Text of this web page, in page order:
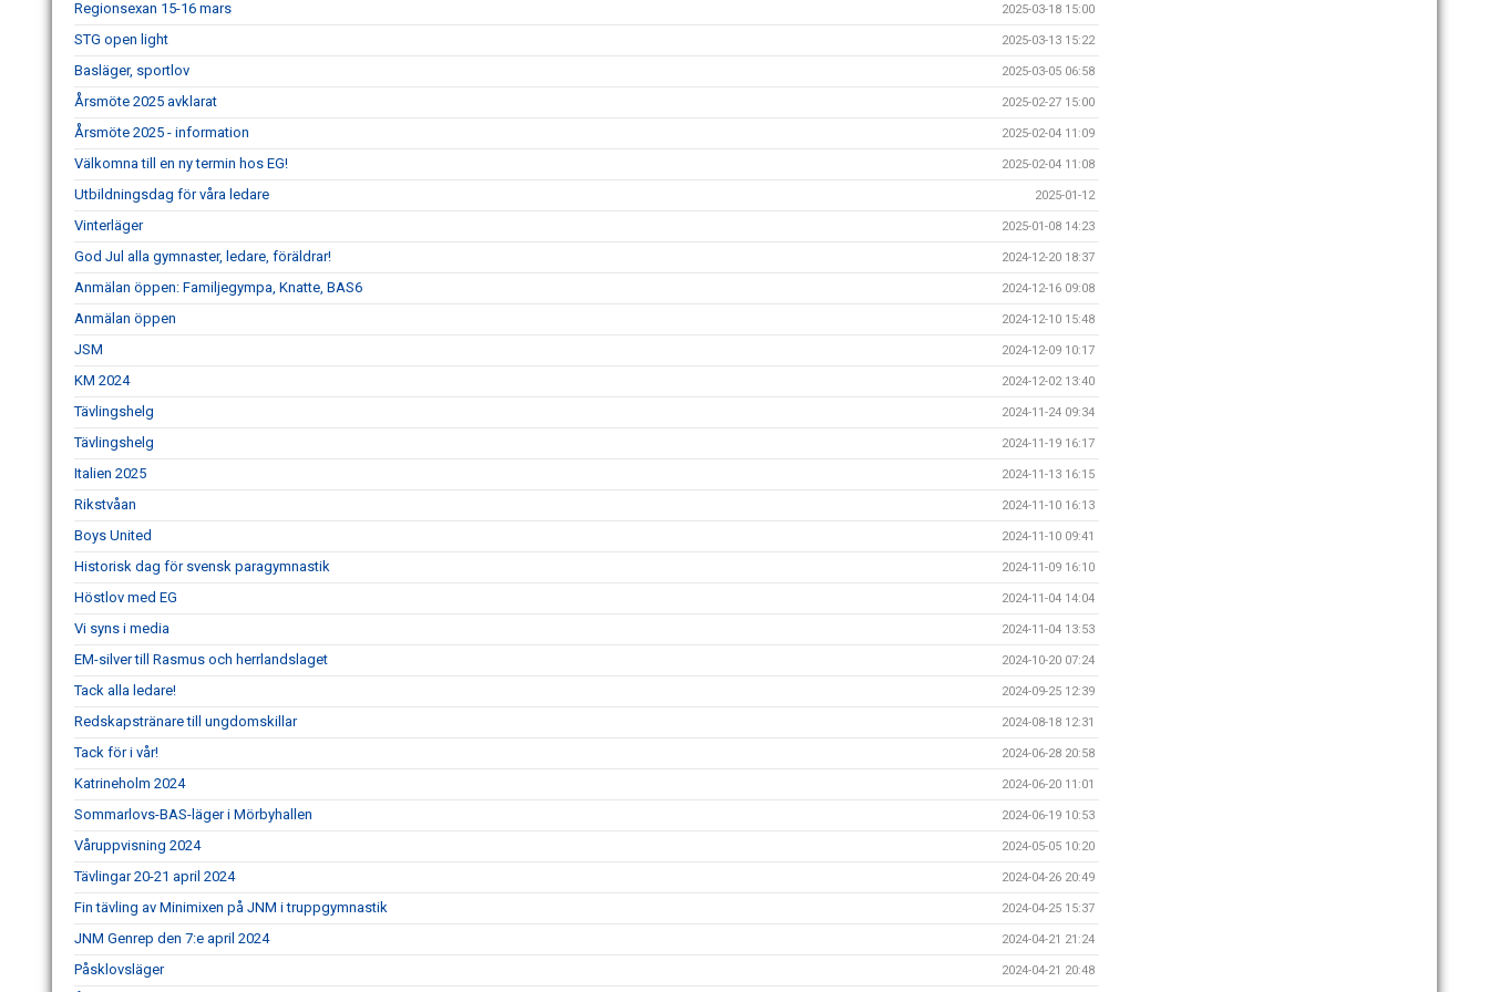
Regionsexan 15-16 mars 2025-03-18 15:00
STG open light 2025-03-13 15:22
Basläger, sportlov 2025-03-05 06:58
Årsmöte 2025 avklarat 2025-02-27 15:00
Årsmöte 2025 - information 2025-02-04 11:09
Välkomna till en ny termin hos EG! 2025-02-04 11:08
Utbildningsdag för våra ledare 2025-01-12
Vinterläger 2025-01-08 14:23
God Jul alla gymnaster, ledare, föräldrar! 2024-12-20 18:37
Anmälan öppen: Familjegympa, Knatte, BAS6 2024-12-16 09:08
Anmälan öppen 2024-12-10 15:48
JSM 2024-12-09 10:17
KM 2024 2024-12-02 13:40
Tävlingshelg 2024-11-24 09:34
Tävlingshelg 2024-11-19 16:17
Italien 2025 2024-11-13 16:15
Rikstvåan 2024-11-10 16:13
Boys United 2024-11-10 09:41
Historisk dag för svensk paragymnastik 2024-11-09 16:10
Höstlov med EG 2024-11-04 14:04
Vi syns i media 2024-11-04 13:53
EM-silver till Rasmus och herrlandslaget 2024-10-20 07:24
Tack alla ledare! 2024-09-25 12:39
Redskapstränare till ungdomskillar 2024-08-18 12:31
Tack för i vår! 2024-06-28 20:58
Katrineholm 2024 2024-06-20 11:01
Sommarlovs-BAS-läger i Mörbyhallen 2024-06-19 10:53
Våruppvisning 2024 2024-05-05 10:20
Tävlingar 20-21 april 2024 2024-04-26 20:49
Fin tävling av Minimixen på JNM i truppgymnastik 2024-04-25 15:37
JNM Genrep den 7:e april 2024 2024-04-21 21:24
Påsklovsläger 2024-04-21 20:48